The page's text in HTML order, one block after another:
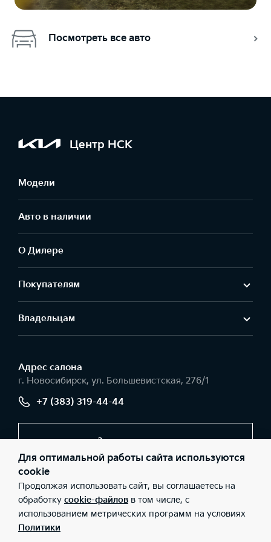
Посмотреть все авто
Центр НСК
Модели
Авто в наличии
О Дилере
Покупателям
Владельцам
Адрес салонa
г. Новосибирск, ул. Большевистская, 276/1
+7 (383) 319-44-44
Заказать звонок
© 2026 Юридические лица ООО «Центр НСК» (Фактический
адрес: г. Новосибирск, ул. Большевистская, 276/1; Телефон: +7
(383) 319-44-44; ИНН: 6324066517; ОГРН: 1156313073949), ООО
«Киа Россия и СНГ» (Фактический адрес: г.Москва, Валовая 26;
Телефон: 8 800 301 08 80; ИНН: 7728674093; ОГРН:
5087746291760) ведут деятельность на территории РФ в
Для оптимальной работы сайта используются
cookie
Продолжая использовать сайт, вы соглашаетесь на
обработку cookie-файлов в том числе, с
использованием метрических программ на условиях
Политики